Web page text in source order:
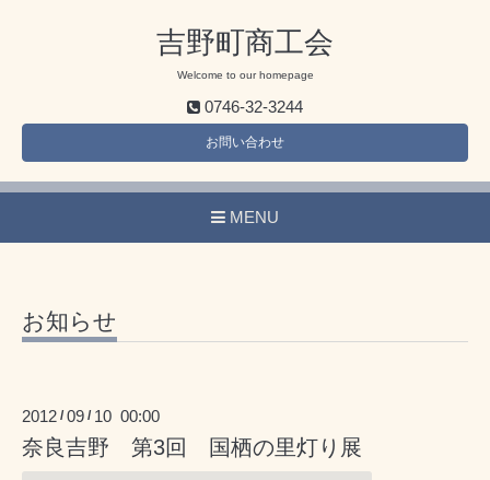
吉野町商工会
Welcome to our homepage
0746-32-3244
お問い合わせ
MENU
お知らせ
2012 /09 / 10 00:00
奈良吉野 第3回 国栖の里灯り展